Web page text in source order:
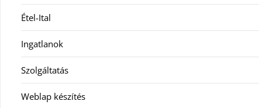
Étel-Ital
Ingatlanok
Szolgáltatás
Weblap készítés